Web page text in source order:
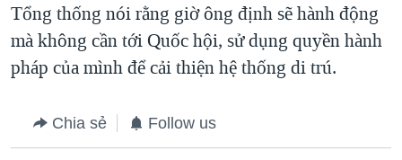
Tổng thống nói rằng giờ ông định sẽ hành động
mà không cần tới Quốc hội, sử dụng quyền hành
pháp của mình để cải thiện hệ thống di trú.
Chia sẻ Follow us